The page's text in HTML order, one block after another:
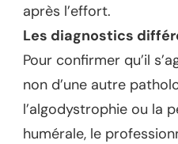
après l’effort.
Les diagnostics
Pour confirmer qu’il
non d’une autre
l’algodystrophie ou la
humérale, le